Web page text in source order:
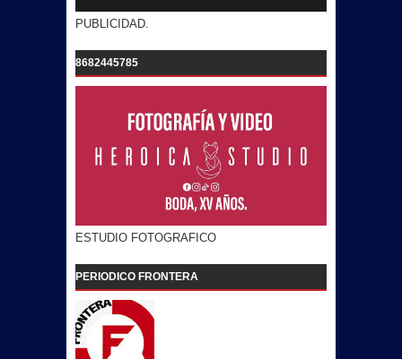
PUBLICIDAD.
8682445785
ESTUDIO FOTOGRAFICO
PERIODICO FRONTERA